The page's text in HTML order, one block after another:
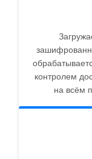
контролем
на всём